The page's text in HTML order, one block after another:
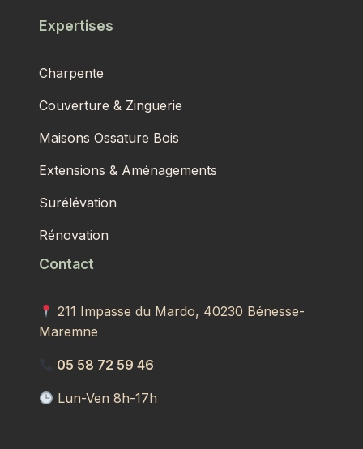
Expertises
Charpente
Couverture & Zinguerie
Maisons Ossature Bois
Extensions & Aménagements
Surélévation
Rénovation
Contact
211 Impasse du Mardo, 40230 Bénesse-
Maremne
05 58 72 59 46
Lun-Ven 8h-17h